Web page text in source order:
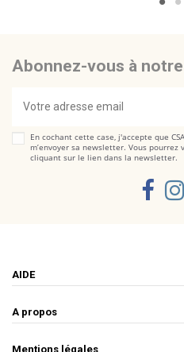
Abonnez-vous à
En cochant cette case, j'accepte que
m’envoyer sa newsletter. Vous
cliquant sur le lien dans la newsletter.
AIDE
A propos
Mentions légales